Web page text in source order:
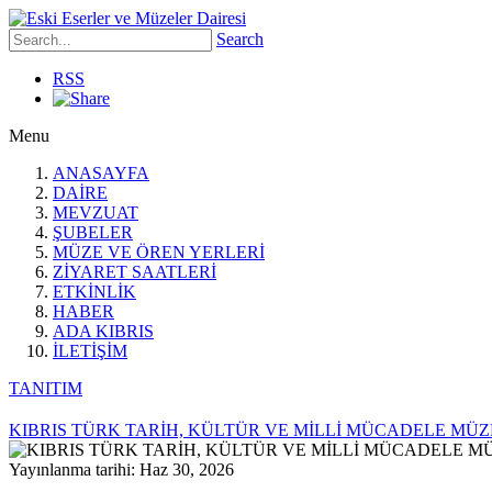
Search
RSS
Menu
ANASAYFA
DAİRE
MEVZUAT
ŞUBELER
MÜZE VE ÖREN YERLERİ
ZİYARET SAATLERİ
ETKİNLİK
HABER
ADA KIBRIS
İLETİŞİM
TANITIM
KIBRIS TÜRK TARİH, KÜLTÜR VE MİLLİ MÜCADELE
Yayınlanma tarihi: Haz 30, 2026